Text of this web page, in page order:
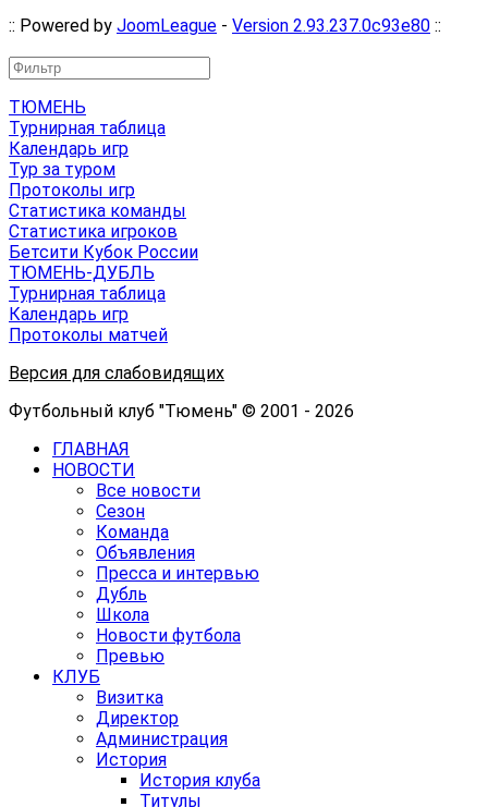
:: Powered by JoomLeague - Version 2.93.237.0c93e80 ::
ТЮМЕНЬ
Турнирная таблица
Календарь игр
Тур за туром
Протоколы игр
Статистика команды
Статистика игроков
Бетсити Кубок России
ТЮМЕНЬ-ДУБЛЬ
Турнирная таблица
Календарь игр
Протоколы матчей
Версия для слабовидящих
Футбольный клуб "Тюмень" © 2001 - 2026
ГЛАВНАЯ
НОВОСТИ
Все новости
Сезон
Команда
Объявления
Пресса и интервью
Дубль
Школа
Новости футбола
Превью
КЛУБ
Визитка
Директор
Администрация
История
История клуба
Титулы